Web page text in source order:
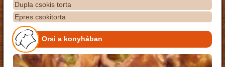
Dupla csokis torta
Epres csokitorta
Orsi a konyhában